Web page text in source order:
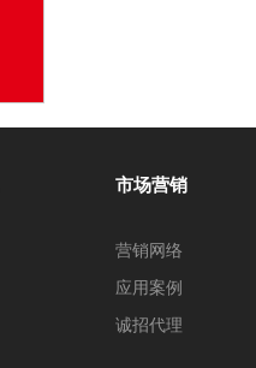
市场营销
营销网络
应用案例
诚招代理